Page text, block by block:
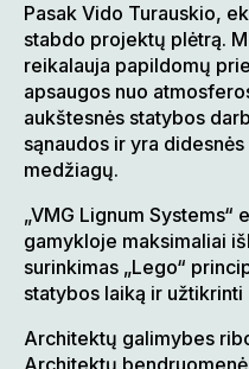
Pasak Vido Turauskio,
stabdo projektų plėtrą.
reikalauja papildomų
apsaugos nuo
aukštesnės statybos
sąnaudos ir yra
medžiagų.
„VMG Lignum
gamykloje maksimaliai
surinkimas „Lego“
statybos laiką ir užtikrinti
Architektų galimybes